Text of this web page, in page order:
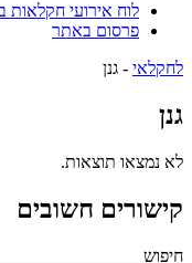
לוח אירועי חקלאות בישראל
פרסום באתר
-גנן
תוצאות.
חשובים